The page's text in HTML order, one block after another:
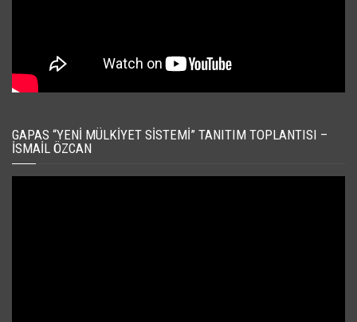
GAPAS “YENI MÜLKIYET SISTEMI” TANITIM TOPLANTISI –
İSMAIL ÖZCAN